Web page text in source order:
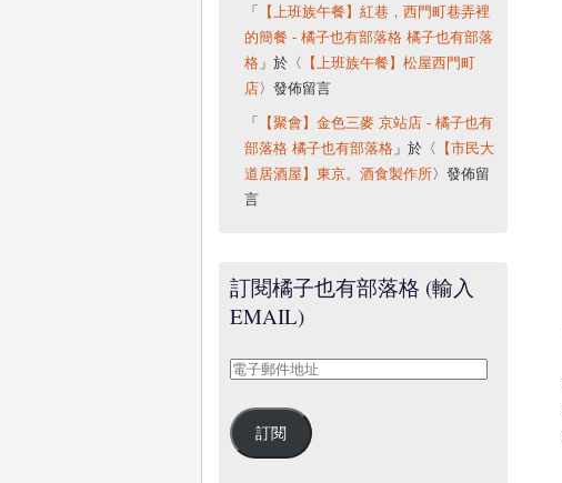
「
【上班族午餐】紅巷，西門町巷弄裡
的簡餐 - 橘子也有部落格 橘子也有部落
格」於〈
【上班族午餐】松屋西門町
店 〉發佈留言
「
【聚會】金色三麥 京站店 - 橘子也有
部落格 橘子也有部落格」於〈
【市民大
道居酒屋】東京。酒食製作所〉發佈留
言
訂閱橘子也有部落格 (輸入
EMAIL)
電
郵
件
訂閱